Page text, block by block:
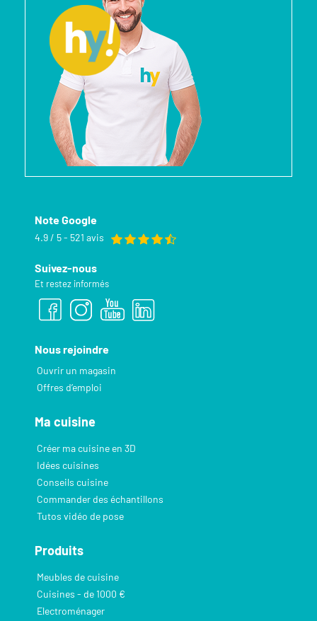
Note Google
4.9 / 5 - 521 avis
Suivez-nous
Et restez informés
Nous rejoindre
Ouvrir un magasin
Offres d’emploi
Ma cuisine
Créer ma cuisine en 3D
Idées cuisines
Conseils cuisine
Commander des échantillons
Tutos vidéo de pose
Produits
Meubles de cuisine
Cuisines - de 1000 €
Electroménager